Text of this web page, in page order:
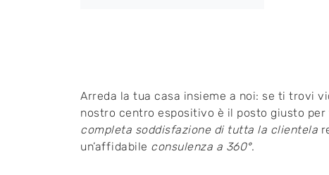
Arreda la tua casa insieme a noi: se ti trovi
nostro centro espositivo è il posto giusto
completa soddisfazione di tutta la clientela
un’affidabile consulenza a 360°.